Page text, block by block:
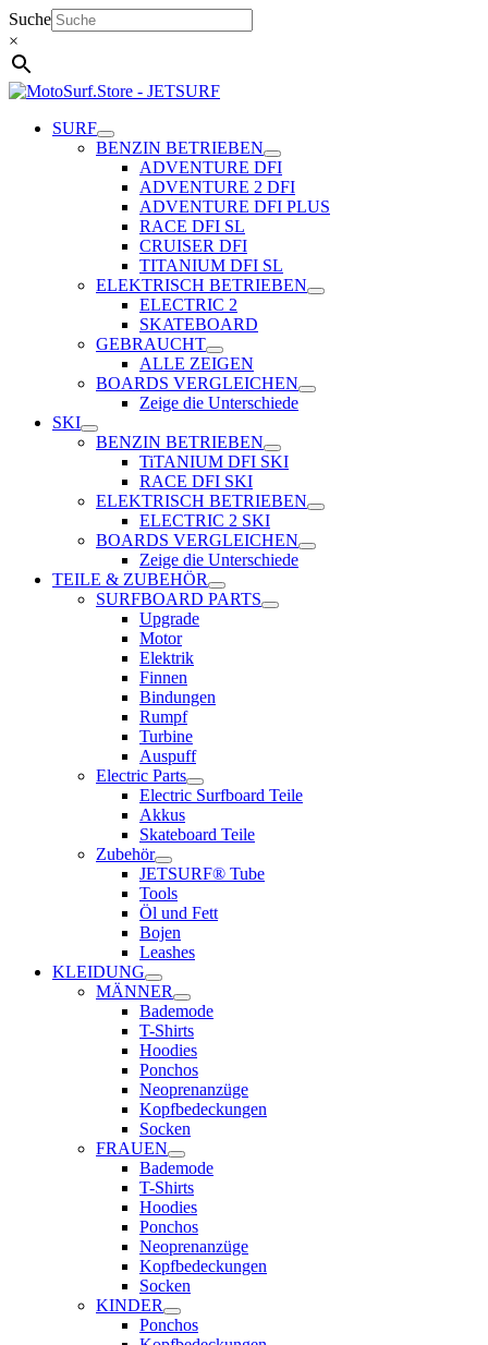
Zum
Inhalt
springen
Suche
×
SURF
BENZIN BETRIEBEN
ADVENTURE DFI
ADVENTURE 2 DFI
ADVENTURE DFI PLUS
RACE DFI SL
CRUISER DFI
TITANIUM DFI SL
ELEKTRISCH BETRIEBEN
ELECTRIC 2
SKATEBOARD
GEBRAUCHT
ALLE ZEIGEN
BOARDS VERGLEICHEN
Zeige die Unterschiede
SKI
BENZIN BETRIEBEN
TiTANIUM DFI SKI
RACE DFI SKI
ELEKTRISCH BETRIEBEN
ELECTRIC 2 SKI
BOARDS VERGLEICHEN
Zeige die Unterschiede
TEILE & ZUBEHÖR
SURFBOARD PARTS
Upgrade
Motor
Elektrik
Finnen
Bindungen
Rumpf
Turbine
Auspuff
Electric Parts
Electric Surfboard Teile
Akkus
Skateboard Teile
Zubehör
JETSURF® Tube
Tools
Öl und Fett
Bojen
Leashes
KLEIDUNG
MÄNNER
Bademode
T-Shirts
Hoodies
Ponchos
Neoprenanzüge
Kopfbedeckungen
Socken
FRAUEN
Bademode
T-Shirts
Hoodies
Ponchos
Neoprenanzüge
Kopfbedeckungen
Socken
KINDER
Ponchos